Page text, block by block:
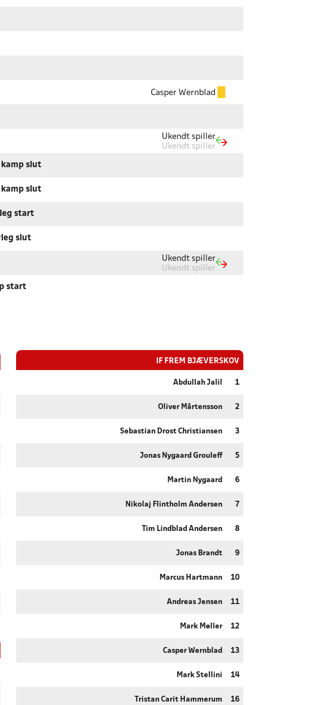
Casper Wernblad
Ukendt spiller
Ukendt spiller
slut
slut
start
slut
Ukendt spiller
Ukendt spiller
start
IF FREM BJÆVERSKOV
Abdullah Jalil 1
Oliver Mårtensson 2
Sebastian Drost Christiansen 3
Jonas Nygaard Grouleff 5
Martin Nygaard 6
Nikolaj Flintholm Andersen 7
Tim Lindblad Andersen 8
Jonas Brandt 9
Marcus Hartmann 10
Andreas Jensen 11
Mark Møller 12
Casper Wernblad 13
Mark Stellini 14
Tristan Carit Hammerum 16